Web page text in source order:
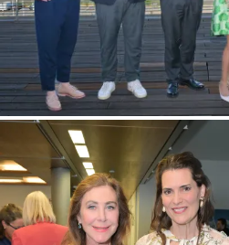
Wiebke Kropp-Büttner HHLA Sky, Sven
Oberstleutnant Jörn Plischke, Kristina
Tcharnetsky CENCO.AI, Alois Krtil ARIC